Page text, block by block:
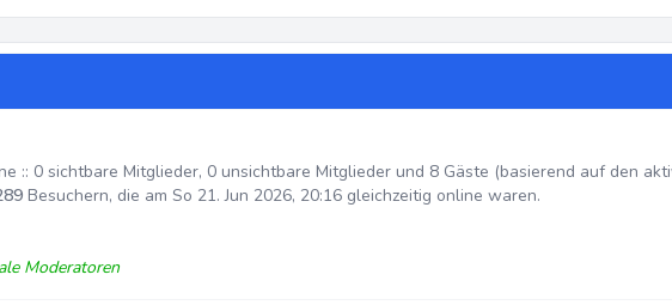
:: 0 sichtbare Mitglieder, 0 unsichtbare Mitglieder und 8 Gäste (basierend auf den
Besuchern, die am So 21. Jun 2026, 20:16 gleichzeitig online waren.
Moderatoren